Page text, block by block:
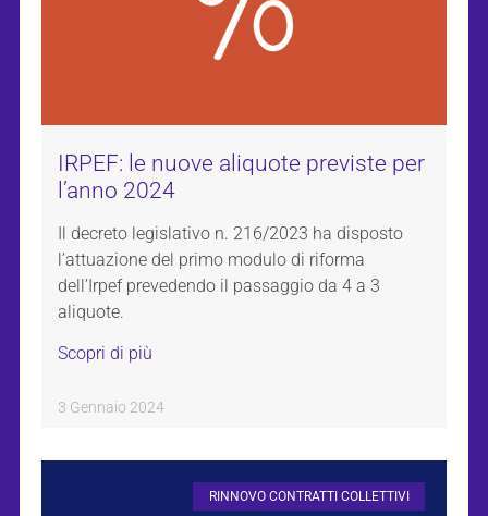
IRPEF: le nuove aliquote previste per
l’anno 2024
Il decreto legislativo n. 216/2023 ha disposto
l’attuazione del primo modulo di riforma
dell’Irpef prevedendo il passaggio da 4 a 3
aliquote.
Scopri di più
3 Gennaio 2024
RINNOVO CONTRATTI COLLETTIVI